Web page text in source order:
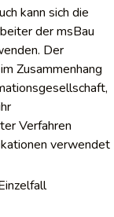
kann sich die
der msBau
Der
Zusammenhang
Verfahren
verwendet